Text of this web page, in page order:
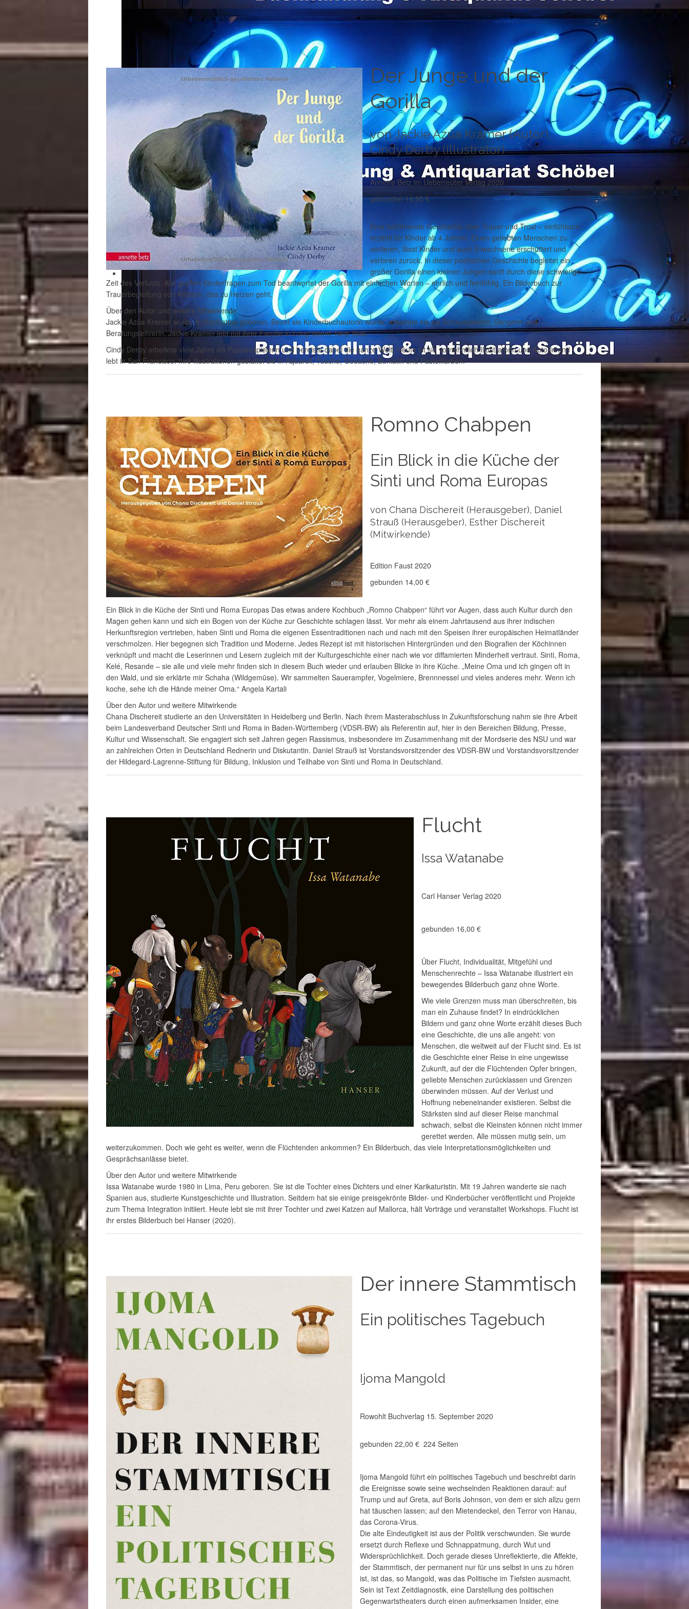
Der Junge und der
Gorilla
von Jackie Azúa Kramer (Autor),
Cindy Derby (Illustrator)
Annette Betz im Ueberreuter Verlag 2020
gebunden 14,95 €
Eine berührende Geschichte über Trauer und Trost – einfühlsam
erzählt für Kinder ab 4 Jahren. Einen geliebten Menschen zu
verlieren, lässt Kinder und auch Erwachsene erschüttert und
verloren zurück. In dieser poetischen Geschichte begleitet ein
großer Gorilla einen kleinen Jungen sanft durch diese schwierige
Zeit des Verlusts. Alle großen Kinderfragen zum Tod beantwortet der Gorilla mit einfachen Worten – ehrlich und feinfühlig. Ein Bilderbuch zur
Trauerbegleitung von Kindern, das zu Herzen geht.
Über den Autor und weitere Mitwirkende
Jackie Azúa Kramer wurde in Manhattan geboren. Bevor sie Kinderbuchautorin wurde, arbeitete sie als Schauspielerin, Sängerin und
Beratungslehrerin. Jackie Kramer lebt mit ihrer Familie in Long Island, New York.
Cindy Derby arbeitete viele Jahre als Puppenspielerin und bereiste dabei die ganze Welt. Heute ist sie vornehmlich Illustratorin und Autorin und
lebt in San Francisco. Ihre Illustrationen gestaltet sie in Aquarell, Tusche, Gouache, Buntstift und Pastellfarben.
Romno Chabpen
Ein Blick in die Küche der
Sinti und Roma Europas
von Chana Dischereit (Herausgeber), Daniel
Strauß (Herausgeber), Esther Dischereit
(Mitwirkende)
Edition Faust 2020
gebunden 14,00 €
Ein Blick in die Küche der Sinti und Roma Europas Das etwas andere Kochbuch „Romno Chabpen“ führt vor Augen, dass auch Kultur durch den
Magen gehen kann und sich ein Bogen von der Küche zur Geschichte schlagen lässt. Vor mehr als einem Jahrtausend aus ihrer indischen
Herkunftsregion vertrieben, haben Sinti und Roma die eigenen Essentraditionen nach und nach mit den Speisen ihrer europäischen Heimatländer
verschmolzen. Hier begegnen sich Tradition und Moderne. Jedes Rezept ist mit historischen Hintergründen und den Biografien der Köchinnen
verknüpft und macht die Leserinnen und Lesern zugleich mit der Kulturgeschichte einer nach wie vor diffamierten Minderheit vertraut. Sinti, Roma,
Kelé, Resande – sie alle und viele mehr finden sich in diesem Buch wieder und erlauben Blicke in ihre Küche. „Meine Oma und ich gingen oft in
den Wald, und sie erklärte mir Schaha (Wildgemüse). Wir sammelten Sauerampfer, Vogelmiere, Brennnessel und vieles anderes mehr. Wenn ich
koche, sehe ich die Hände meiner Oma.“ Angela Kartali
Über den Autor und weitere Mitwirkende
Chana Dischereit studierte an den Universitäten in Heidelberg und Berlin. Nach ihrem Masterabschluss in Zukunftsforschung nahm sie ihre Arbeit
beim Landesverband Deutscher Sinti und Roma in Baden-Württemberg (VDSR-BW) als Referentin auf, hier in den Bereichen Bildung, Presse,
Kultur und Wissenschaft. Sie engagiert sich seit Jahren gegen Rassismus, insbesondere im Zusammenhang mit der Mordserie des NSU und war
an zahlreichen Orten in Deutschland Rednerin und Diskutantin. Daniel Strauß ist Vorstandsvorsitzender des VDSR-BW und Vorstandsvorsitzender
der Hildegard-Lagrenne-Stiftung für Bildung, Inklusion und Teilhabe von Sinti und Roma in Deutschland.
Flucht
Issa Watanabe
Carl Hanser Verlag 2020
gebunden 16,00 €
Über Flucht, Individualität, Mitgefühl und
Menschenrechte – Issa Watanabe illustriert ein
bewegendes Bilderbuch ganz ohne Worte.
Wie viele Grenzen muss man überschreiten, bis
man ein Zuhause findet? In eindrücklichen
Bildern und ganz ohne Worte erzählt dieses Buch
eine Geschichte, die uns alle angeht: von
Menschen, die weltweit auf der Flucht sind. Es ist
die Geschichte einer Reise in eine ungewisse
Zukunft, auf der die Flüchtenden Opfer bringen,
geliebte Menschen zurücklassen und Grenzen
überwinden müssen. Auf der Verlust und
Hoffnung nebeneinander existieren. Selbst die
Stärksten sind auf dieser Reise manchmal
schwach, selbst die Kleinsten können nicht immer
gerettet werden. Alle müssen mutig sein, um
weiterzukommen. Doch wie geht es weiter, wenn die Flüchtenden ankommen? Ein Bilderbuch, das viele Interpretationsmöglichkeiten und
Gesprächsanlässe bietet.
Über den Autor und weitere Mitwirkende
Issa Watanabe wurde 1980 in Lima, Peru geboren. Sie ist die Tochter eines Dichters und einer Karikaturistin. Mit 19 Jahren wanderte sie nach
Spanien aus, studierte Kunstgeschichte und Illustration. Seitdem hat sie einige preisgekrönte Bilder- und Kinderbücher veröffentlicht und Projekte
zum Thema Integration initiiert. Heute lebt sie mit ihrer Tochter und zwei Katzen auf Mallorca, hält Vorträge und veranstaltet Workshops. Flucht ist
ihr erstes Bilderbuch bei Hanser (2020).
Der innere Stammtisch
Ein politisches Tagebuch
Ijoma Mangold
Rowohlt Buchverlag 15. September 2020
gebunden 22,00 € 224 Seiten
Ijoma Mangold führt ein politisches Tagebuch und beschreibt darin
die Ereignisse sowie seine wechselnden Reaktionen darauf: auf
Trump und auf Greta, auf Boris Johnson, von dem er sich allzu gern
hat täuschen lassen; auf den Mietendeckel, den Terror von Hanau,
das Corona-Virus.
Die alte Eindeutigkeit ist aus der Politik verschwunden. Sie wurde
ersetzt durch Reflexe und Schnappatmung, durch Wut und
Widersprüchlichkeit. Doch gerade dieses Unreflektierte, die Affekte,
der Stammtisch, der permanent nur für uns selbst in uns zu hören
ist, ist das, so Mangold, was das Politische im Tiefsten ausmacht.
Sein ist Text Zeitdiagnostik, eine Darstellung des politischen
Gegenwartstheaters durch einen aufmerksamen Insider, eine